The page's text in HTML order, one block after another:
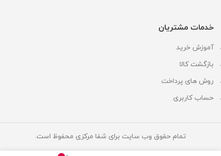
خدمات مشتریان
آموزش خرید
بازگشت کالا
روش های پرداخت
حساب کاربری
تمام حقوق وب سایت برای شفا مرکزی محفوظ است.